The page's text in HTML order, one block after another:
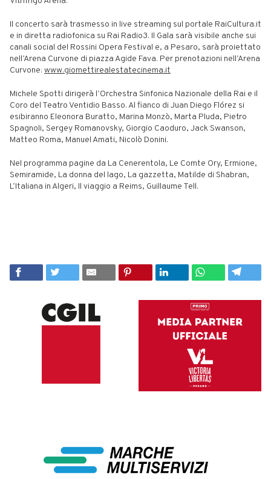
Il concerto sarà trasmesso in live streaming sul portale RaiCultura.it
e in diretta radiofonica su Rai Radio3. Il Gala sarà visibile anche sui
canali social del Rossini Opera Festival e, a Pesaro, sarà proiettato
nell’Arena Curvone di piazza Agide Fava. Per prenotazioni nell’Arena
Curvone: www.giomettirealestatecinema.it
Michele Spotti dirigerà l’Orchestra Sinfonica Nazionale della Rai e il
Coro del Teatro Ventidio Basso. Al fianco di Juan Diego Flórez si
esibiranno Eleonora Buratto, Marina Monzò, Marta Pluda, Pietro
Spagnoli, Sergey Romanovsky, Giorgio Caoduro, Jack Swanson,
Matteo Roma, Manuel Amati, Nicolò Donini.
Nel programma pagine da La Cenerentola, Le Comte Ory, Ermione,
Semiramide, La donna del lago, La gazzetta, Matilde di Shabran,
L’Italiana in Algeri, Il viaggio a Reims, Guillaume Tell.